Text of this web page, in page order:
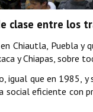
clase entre los
Chiautla, Puebla
y Chiapas, sobre
que en 1985,
eficiente con